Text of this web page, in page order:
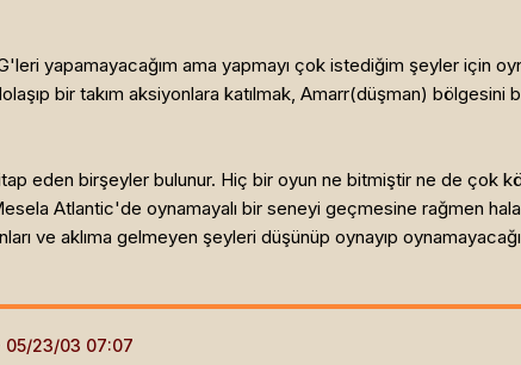
yapamayacağım ama yapmayı çok istediğim şeyler için
bir takım aksiyonlara katılmak, Amarr(düşman) bölgesini
eden birşeyler bulunur. Hiç bir oyun ne bitmiştir ne de çok
Atlantic'de oynamayalı bir seneyi geçmesine rağmen
ve aklıma gelmeyen şeyleri düşünüp oynayıp